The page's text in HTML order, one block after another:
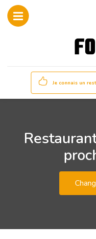
Je connais un